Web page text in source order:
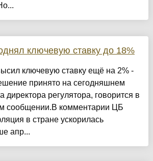
ключевую ставку до 18%
ключевую ставку ещё на 2% -
принято на сегодняшнем
директора регулятора, говорится в
сообщении.В комментарии ЦБ
в стране ускорилась
апр...